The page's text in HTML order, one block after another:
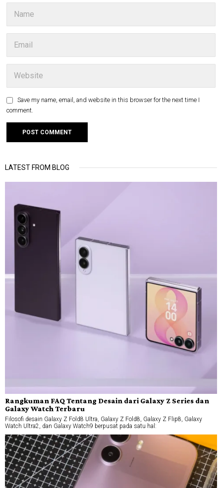
Save my name, email, and website in this browser for the next time I
comment.
LATEST FROM BLOG
Rangkuman FAQ Tentang Desain dari Galaxy Z Series dan
Galaxy Watch Terbaru
Filosofi desain Galaxy Z Fold8 Ultra, Galaxy Z Fold8, Galaxy Z Flip8, Galaxy
Watch Ultra2, dan Galaxy Watch9 berpusat pada satu hal: